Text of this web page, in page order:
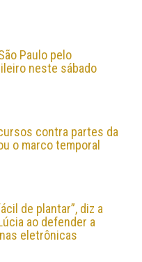
Paulo pelo
neste sábado
contra partes da
o marco temporal
de plantar”, diz a
ao defender a
eletrônicas